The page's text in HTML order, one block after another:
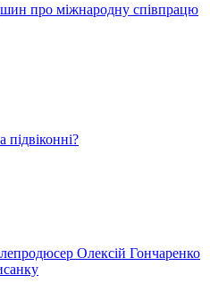
про міжнародну співпрацю
підвіконні?
Олексій Гончаренко